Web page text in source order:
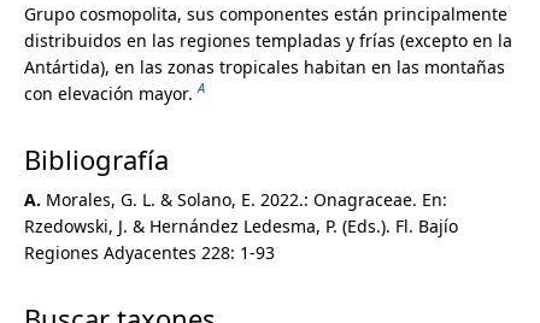
Grupo cosmopolita, sus componentes están principalmente
distribuidos en las regiones templadas y frías (excepto en la
Antártida), en las zonas tropicales habitan en las montañas
con elevación mayor.A
Bibliografía
A. Morales, G. L. & Solano, E. 2022.: Onagraceae. En:
Rzedowski, J. & Hernández Ledesma, P. (Eds.). Fl. Bajío
Regiones Adyacentes 228: 1-93
Montiaceae
Moraceae
Muntingiaceae
Musaceae
Myristicaceae
Namaceae
Nartheciaceae
Nelumbonaceae
Nolinaceae